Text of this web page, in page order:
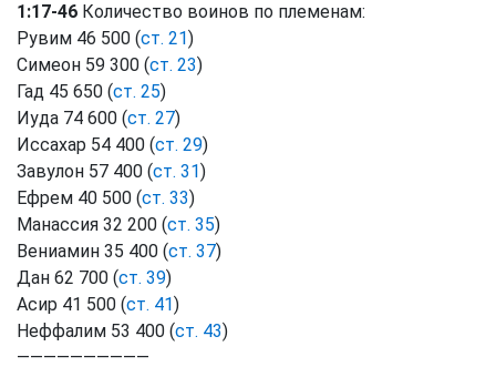
1:17-46 Количество воинов по племенам:
Рувим 46 500 (ст. 21)
Симеон 59 300 (ст. 23)
Гад 45 650 (ст. 25)
Иуда 74 600 (ст. 27)
Иссахар 54 400 (ст. 29)
Завулон 57 400 (ст. 31)
Ефрем 40 500 (ст. 33)
Манассия 32 200 (ст. 35)
Вениамин 35 400 (ст. 37)
Дан 62 700 (ст. 39)
Асир 41 500 (ст. 41)
Неффалим 53 400 (ст. 43)
——————————